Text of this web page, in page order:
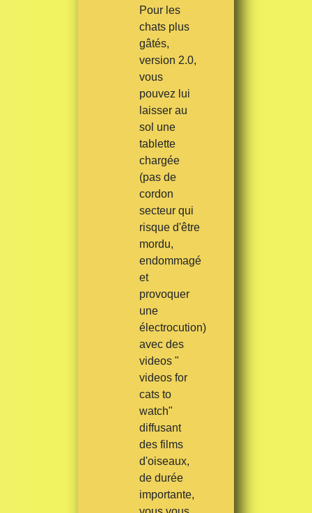
Pour les
chats plus
gâtés,
version 2.0,
vous
pouvez lui
laisser au
sol une
tablette
chargée
(pas de
cordon
secteur qui
risque d'être
mordu,
endommagé
et
provoquer
une
électrocution)
avec des
videos "
videos for
cats to
watch"
diffusant
des films
d'oiseaux,
de durée
importante,